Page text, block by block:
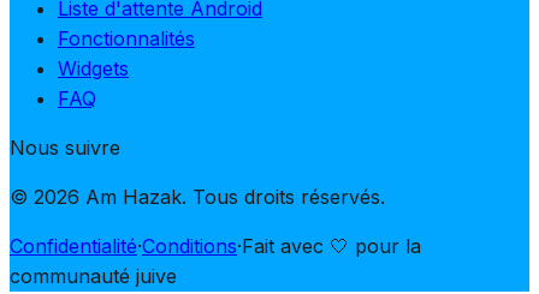
Liste d'attente Android
Fonctionnalités
Widgets
FAQ
Nous suivre
© 2026 Am Hazak. Tous droits réservés.
Confidentialité·Conditions·Fait avec 🤍 pour la
communauté juive